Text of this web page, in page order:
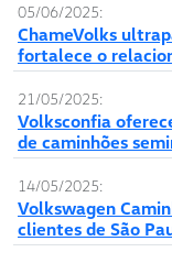
05/06/2025:
ChameVolks
fortalece o
21/05/2025:
Volksconfia
de caminhões
14/05/2025:
Volkswagen
clientes de São